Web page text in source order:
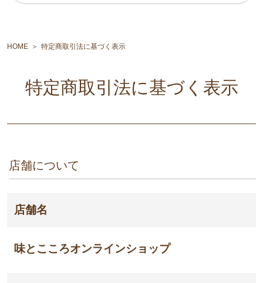
HOME 特定商取引法に基づく表示
特定商取引法に基づく表示
店舗について
店舗名
味とこころオンラインショップ